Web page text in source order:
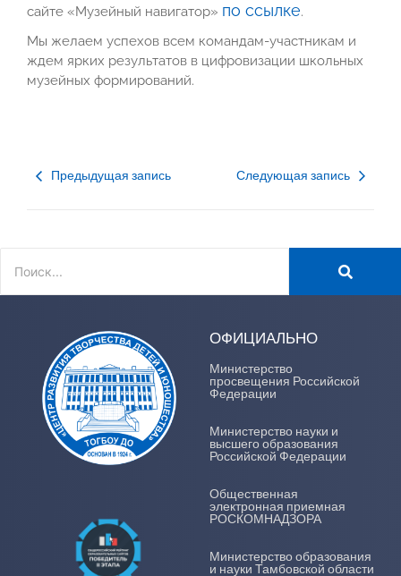
сайте «Музейный навигатор» по ссылке.
Мы желаем успехов всем командам-участникам и
ждем ярких результатов в цифровизации школьных
музейных формирований.
Предыдущая запись Следующая запись
ОФИЦИАЛЬНО
Министерство
просвещения Российской
Федерации
Министерство науки и
высшего образования
Российской Федерации
Общественная
электронная приемная
РОСКОМНАДЗОРА
Министерство образования
и науки Тамбовской области